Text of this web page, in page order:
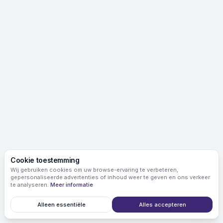
Cookie toestemming
Wij gebruiken cookies om uw browse-ervaring te verbeteren,
gepersonaliseerde advertenties of inhoud weer te geven en ons verkeer
te analyseren. Meer informatie
Alleen essentiële Alles accepteren